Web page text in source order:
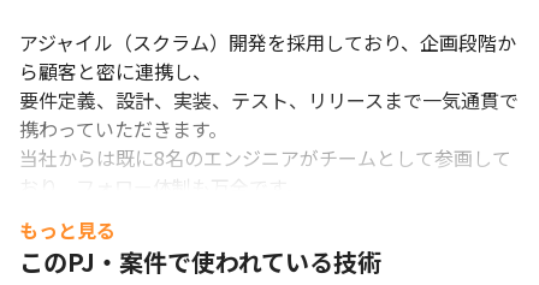
アジャイル（スクラム）開発を採用しており、企画段階か
ら顧客と密に連携し、
要件定義、設計、実装、テスト、リリースまで一気通貫で
携わっていただきます。
当社からは既に8名のエンジニアがチームとして参画して
おり、フォロー体制も万全です。
安心して業務にキャッチアップし、パフォーマンスを発揮
できる環境です。
もっと見る
このPJ・案件で使われている技術